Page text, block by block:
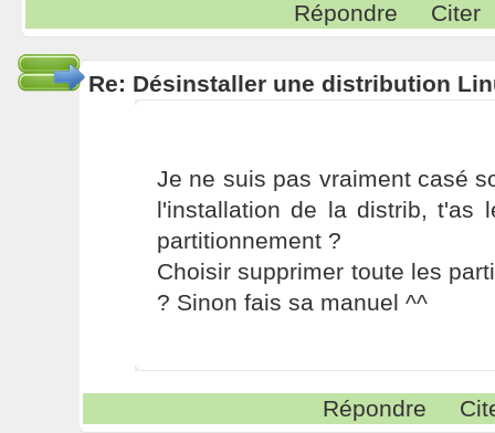
Répondre Citer
Re: Désinstaller une distribution
Je ne suis pas vraiment casé
l'installation de la distrib, t'as
partitionnement ?
Choisir supprimer toute les
? Sinon fais sa manuel ^^
Répondre